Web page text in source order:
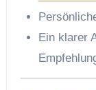
Ein klarer